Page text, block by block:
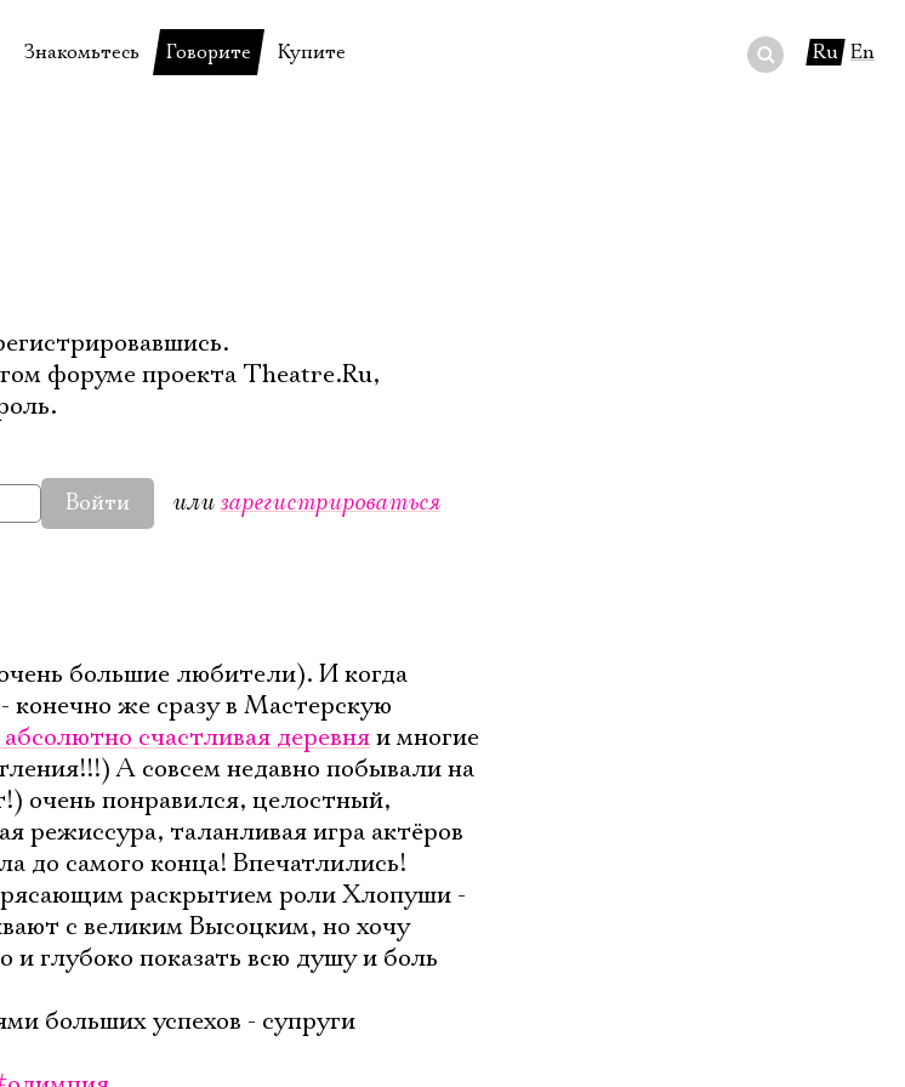
Гумилёва
документы
Знакомьтесь
Сотрудники
Юрий Степанов
Говорите
Купите
Ru En
форуме проекта Theatre.Ru,
Войти илизарегистрироваться
большие любители). И когда
конечно же сразу в Мастерскую
счастливая деревняи многие
А совсем недавно побывали на
очень понравился, целостный,
режиссура, таланливая игра актёров
до самого конца! Впечатлились!
раскрытием роли Хлопуши -
с великим Высоцким, но хочу
и глубоко показать всю душу и боль
больших успехов - супруги
Электропочта
Имя